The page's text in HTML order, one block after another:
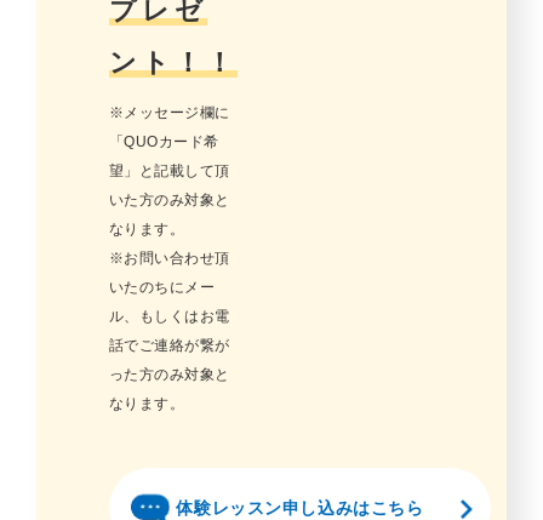
プレゼ
ント！！
※メッセージ欄に
「QUOカード希
望」と記載して頂
いた方のみ対象と
なります。
※お問い合わせ頂
いたのちにメー
ル、もしくはお電
話でご連絡が繋が
った方のみ対象と
なります。
体験レッスン申し込みはこちら